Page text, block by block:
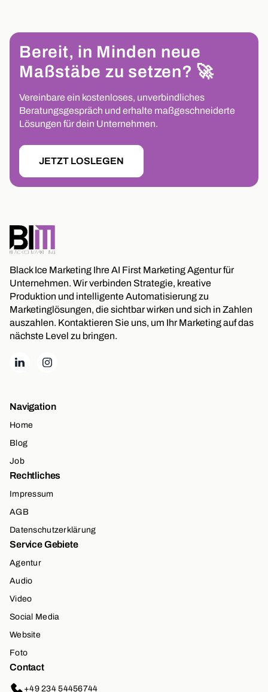
Bereit, in Minden neue
Maßstäbe zu setzen? 🚀
Vereinbare ein kostenloses, unverbindliches
Beratungsgespräch und erhalte maßgeschneiderte
Lösungen für dein Unternehmen.
JETZT LOSLEGEN
Black Ice Marketing Ihre AI First Marketing Agentur für
Unternehmen. Wir verbinden Strategie, kreative
Produktion und intelligente Automatisierung zu
Marketinglösungen, die sichtbar wirken und sich in Zahlen
auszahlen. Kontaktieren Sie uns, um Ihr Marketing auf das
nächste Level zu bringen.
Navigation
Home
Blog
Job
Rechtliches
Impressum
AGB
Datenschutzerklärung
Service Gebiete
Agentur
Audio
Video
Social Media
Website
Foto
Contact
+49 234 54456744